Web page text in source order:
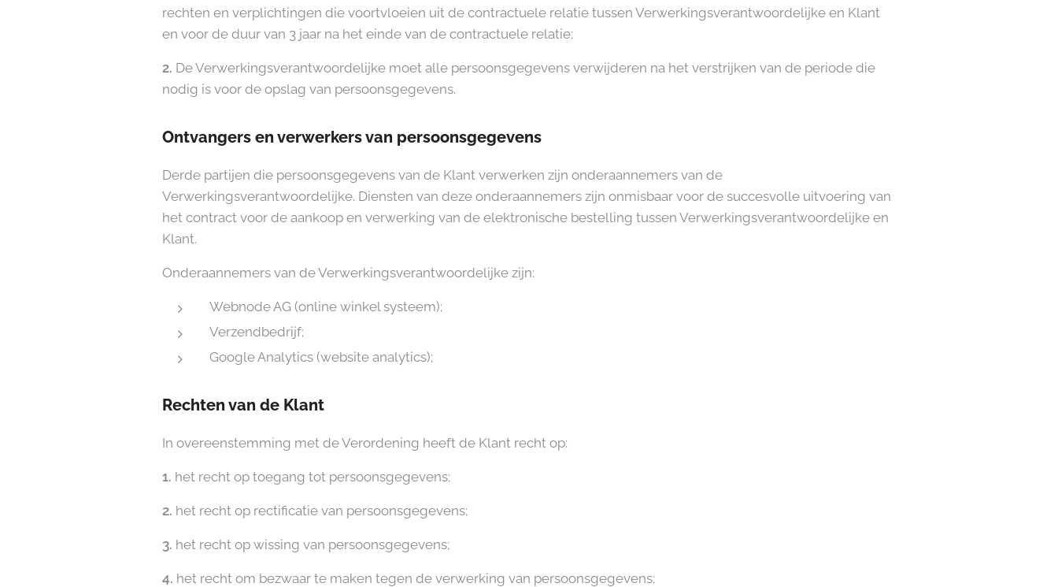
rechten en verplichtingen die voortvloeien uit de contractuele relatie tussen Verwerkingsverantwoordelijke en Klant
en voor de duur van 3 jaar na het einde van de contractuele relatie;
2. De Verwerkingsverantwoordelijke moet alle persoonsgegevens verwijderen na het verstrijken van de periode die
nodig is voor de opslag van persoonsgegevens.
Ontvangers en verwerkers van persoonsgegevens
Derde partijen die persoonsgegevens van de Klant verwerken zijn onderaannemers van de
Verwerkingsverantwoordelijke. Diensten van deze onderaannemers zijn onmisbaar voor de succesvolle uitvoering van
het contract voor de aankoop en verwerking van de elektronische bestelling tussen Verwerkingsverantwoordelijke en
Klant.
Onderaannemers van de Verwerkingsverantwoordelijke zijn:
Webnode AG (online winkel systeem);
Verzendbedrijf;
Google Analytics (website analytics);
Rechten van de Klant
In overeenstemming met de Verordening heeft de Klant recht op:
1. het recht op toegang tot persoonsgegevens;
2. het recht op rectificatie van persoonsgegevens;
3. het recht op wissing van persoonsgegevens;
4. het recht om bezwaar te maken tegen de verwerking van persoonsgegevens;